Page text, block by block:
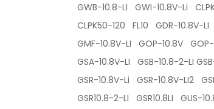
GWB-10.8-LI GWI-10.8V-Li
CLPK50-120 FL10 GDR-10.8V-
GMF-10.8V-LI GOP-10.8V
GSA-10.8V-LI GSB-10.8-2-LI
GSR-10.8V-Li GSR-10.8V-LI2
GSR10.8-2-LI GSR10.8LI GUS-